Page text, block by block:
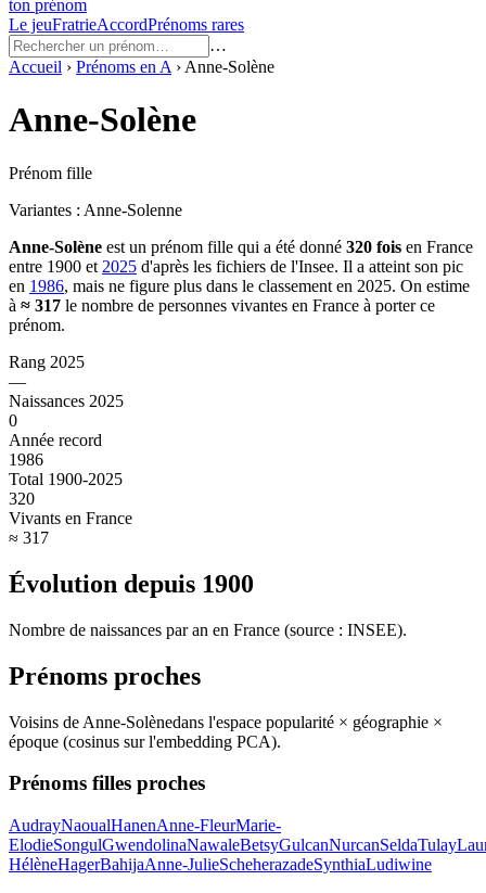
ton prénom
Le jeuFratrieAccordPrénoms rares
…
Accueil › Prénoms en A › Anne-Solène
Anne-Solène
Prénom fille
Variantes : Anne-Solenne
Anne-Solène est un prénom fille qui a été donné 320 fois en France
entre 1900 et 2025 d'après les fichiers de l'Insee. Il a atteint son pic
en 1986, mais ne figure plus dans le classement en 2025. On estime
à ≈ 317 le nombre de personnes vivantes en France à porter ce
prénom.
Rang 2025
—
Naissances 2025
0
Année record
1986
Total 1900-2025
320
Vivants en France
≈ 317
Évolution depuis 1900
Nombre de naissances par an en France (source : INSEE).
Prénoms proches
Voisins de Anne-Solènedans l'espace popularité × géographie ×
époque (cosinus sur l'embedding PCA).
Prénoms filles proches
AudrayNaoualHanenAnne-FleurMarie-
ElodieSongulGwendolinaNawaleBetsyGulcanNurcanSeldaTulay
HélèneHagerBahijaAnne-JulieScheherazadeSynthiaLudiwine